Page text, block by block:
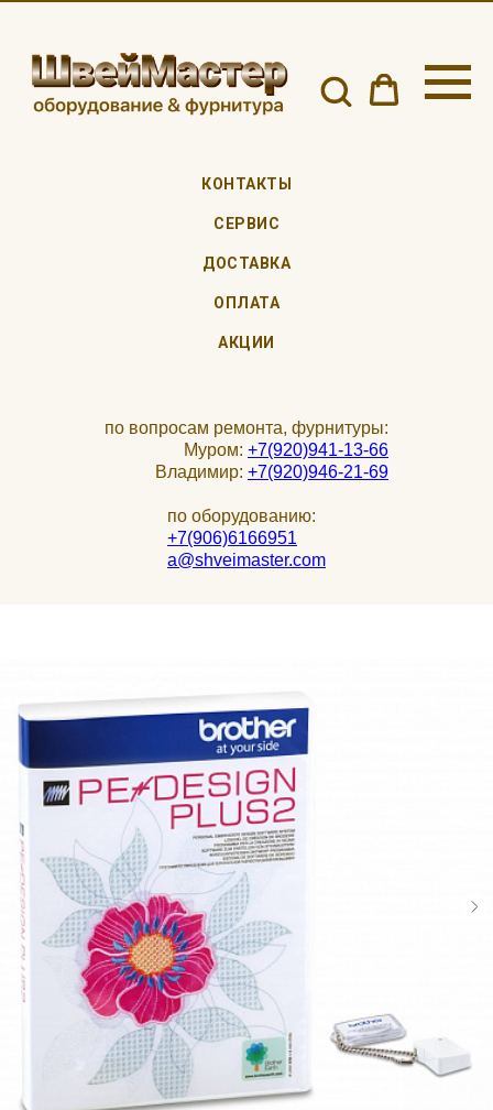
КОНТАКТЫ
СЕРВИС
ДОСТАВКА
ОПЛАТА
АКЦИИ
по вопросам ремонта, фурнитуры:
Муром: +7(920)941-13-66
Владимир: +7(920)946-21-69
по оборудованию:
+7(906)6166951
a@shveimaster.com